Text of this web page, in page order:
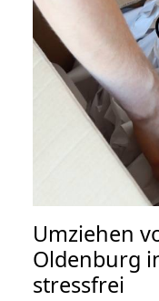
Umziehen
Oldenburg
stressfrei